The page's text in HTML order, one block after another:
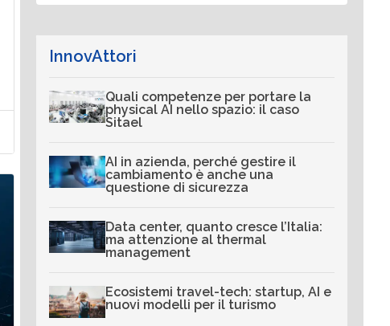
InnovAttori
Quali competenze per portare la
physical AI nello spazio: il caso
Sitael
AI in azienda, perché gestire il
cambiamento è anche una
questione di sicurezza
Data center, quanto cresce l’Italia:
ma attenzione al thermal
management
Ecosistemi travel-tech: startup, AI e
nuovi modelli per il turismo